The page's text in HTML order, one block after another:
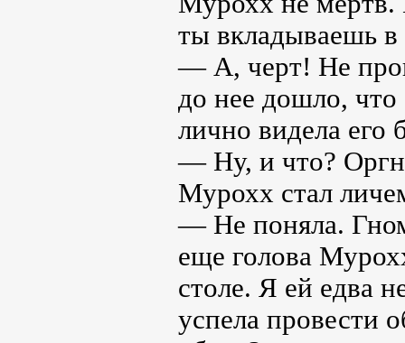
ты вкладываешь в
— А, черт! Не
до нее дошло,
лично видела его
— Ну, и что?
Мурохх стал
— Не поняла.
еще голова
столе. Я ей едва
успела провести